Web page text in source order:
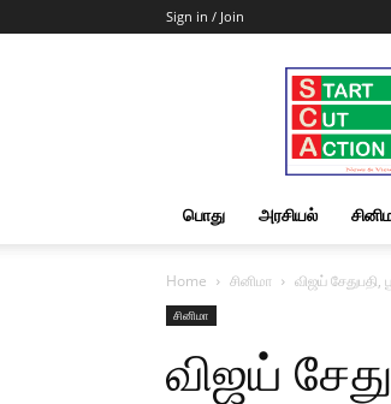
Sign in / Join
|
&
பொது அரசியல்
Home சினிமா விஜய்
சினிமா
விஜய்